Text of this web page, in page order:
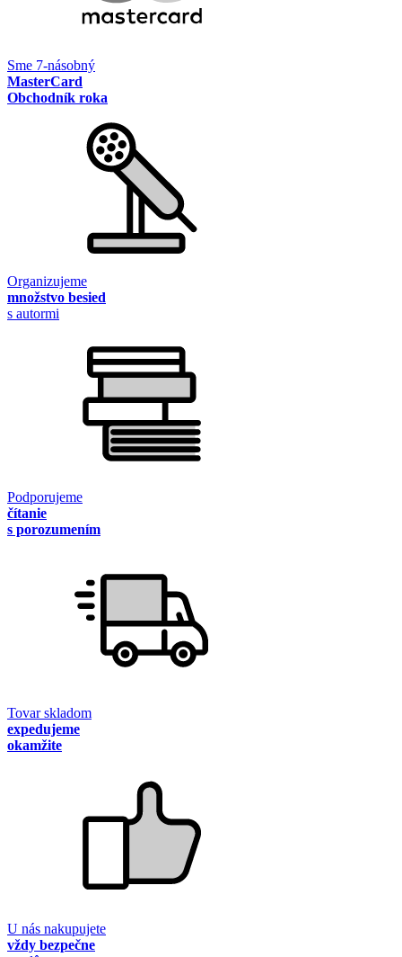
Sme 7-násobný
MasterCard
Obchodník roka
Organizujeme
množstvo besied
s autormi
Podporujeme
čítanie
s porozumením
Tovar skladom
expedujeme
okamžite
U nás nakupujete
vždy bezpečne